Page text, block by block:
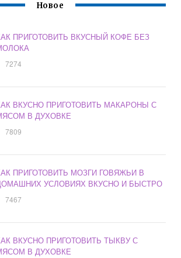
Новое
ПРИГОТОВИТЬ ВКУСНЫЙ КОФЕ БЕЗ
7274
ВКУСНО ПРИГОТОВИТЬ МАКАРОНЫ С
В ДУХОВКЕ
7809
ПРИГОТОВИТЬ МОЗГИ ГОВЯЖЬИ В
УСЛОВИЯХ ВКУСНО И БЫСТРО
7467
ВКУСНО ПРИГОТОВИТЬ ТЫКВУ С
В ДУХОВКЕ